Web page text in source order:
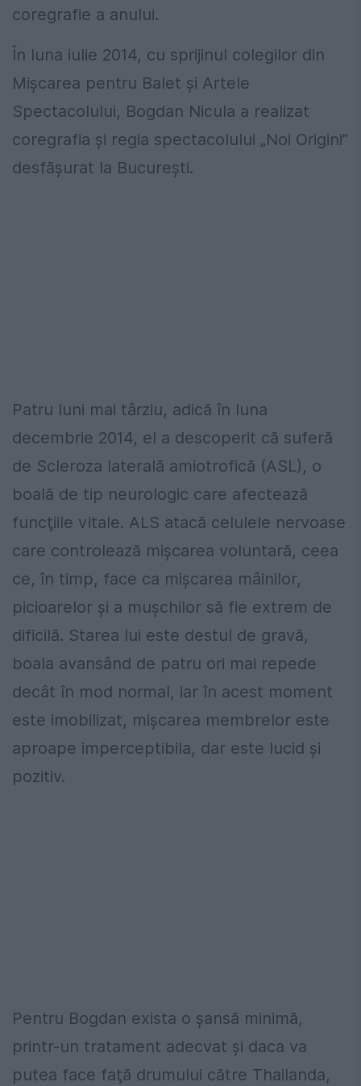
coregrafie a anului.
În luna iulie 2014, cu sprijinul colegilor din
Mişcarea pentru Balet şi Artele
Spectacolului, Bogdan Nicula a realizat
coregrafia şi regia spectacolului „Noi Origini”
desfăşurat la Bucureşti.
Patru luni mai târziu, adică în luna
decembrie 2014, el a descoperit că suferă
de Scleroza laterală amiotrofică (ASL), o
boală de tip neurologic care afectează
funcţiile vitale. ALS atacă celulele nervoase
care controlează mişcarea voluntară, ceea
ce, în timp, face ca mişcarea mâinilor,
picioarelor şi a muşchilor să fie extrem de
dificilă. Starea lui este destul de gravă,
boala avansând de patru ori mai repede
decât în mod normal, iar în acest moment
este imobilizat, mişcarea membrelor este
aproape imperceptibila, dar este lucid şi
pozitiv.
Pentru Bogdan exista o şansă minimă,
printr-un tratament adecvat şi daca va
putea face faţă drumului către Thailanda,